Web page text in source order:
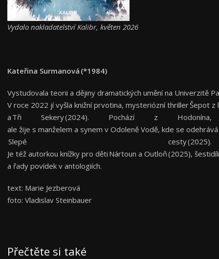
Vydalo nakladatelství Kalibr, květen 2026
Kateřina Surmanová (*1984)
Vystudovala teorii a dějiny dramatických umění na Univerzitě
V roce 2022 jí vyšla knižní prvotina, mysteriózní thriller Šepot
a Tři Sekery (2024). Pochází z Hodonína,
ale žije s manželem a synem v Odoleně Vodě, kde se
Slepé cesty (2025).
Je též autorkou knížky pro děti Nártoun a Outloň (2025),
a řady povídek v antologiích.
text: Marie Jezberová
foto: Vladislav Steinbauer
Přečtěte si také